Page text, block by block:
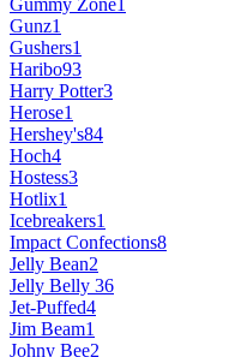
Gunz1
Gushers1
Haribo93
Harry Potter3
Herose1
Hershey's84
Hoch4
Hostess3
Hotlix1
Icebreakers1
Impact Confections8
Jelly Bean2
Jelly Belly 36
Jet-Puffed4
Jim Beam1
Johny Bee2